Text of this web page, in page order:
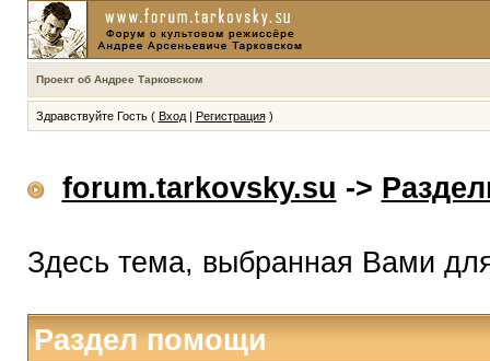
Проект об Андрее Тарковском
Здравствуйте Гость ( Вход| Регистрация)
forum.tarkovsky.su ->
Здесь тема, выбранная Вами
Раздел помощи